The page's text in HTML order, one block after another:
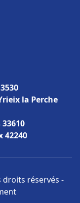
la Perche
42240
droits réservés -